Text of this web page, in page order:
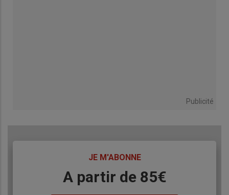
Publicité
JE M'ABONNE
A partir de 85€